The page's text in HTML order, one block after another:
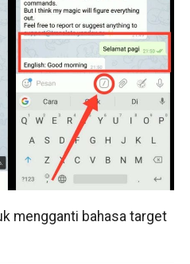
mengganti bahasa target